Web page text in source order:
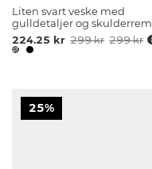
Liten svart veske med
gulldetaljer og skulderrem
224.25 kr 299 kr 299 kr
25%